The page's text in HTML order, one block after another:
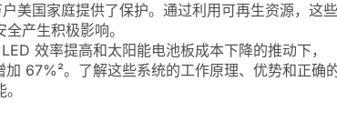
美国家庭提供了保护。通过利用可再生资源，这些
产生积极影响。
效率提高和太阳能电池板成本下降的推动下，
67%²。了解这些系统的工作原理、优势和正确